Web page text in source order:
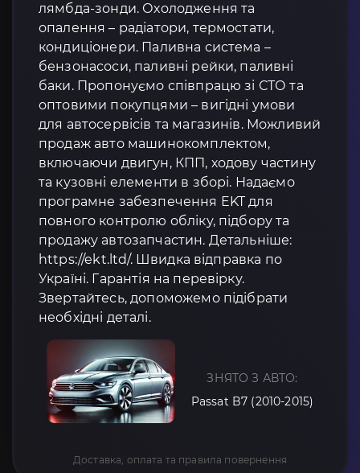
лямбда-зонди. Охолодження та
опалення – радіатори, термостати,
кондиціонери. Паливна система –
бензонасоси, паливні рейки, паливні
баки. Пропонуємо співпрацю зі СТО та
оптовими покупцями – вигідні умови
для автосервісів та магазинів. Можливий
продаж авто машинокомплектом,
включаючи двигун, КПП, ходову частину
та кузовні елементи в зборі. Надаємо
програмне забезпечення EKT для
повного контролю обліку, підбору та
продажу автозапчастин. Детальніше:
https://ekt.ltd/. Швидка відправка по
Україні. Гарантія на перевірку.
Звертайтесь, допоможемо підібрати
необхідні деталі.
ЗНЯТО З АВТО:
Passat B7 (2010-2015)
Доставка, оплата та правила повернення